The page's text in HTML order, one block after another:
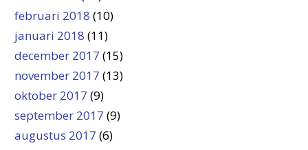
februari 2018 (10)
januari 2018 (11)
december 2017 (15)
november 2017 (13)
oktober 2017 (9)
september 2017 (9)
augustus 2017 (6)